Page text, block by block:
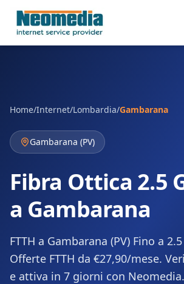
Home/Internet/Lombardia/Gambarana
Gambarana (PV)
Fibra Ottica 2.5
a Gambarana
FTTH a Gambarana (PV) Fino a
Offerte FTTH da €27,90/mese.
e attiva in 7 giorni con Neomedia.